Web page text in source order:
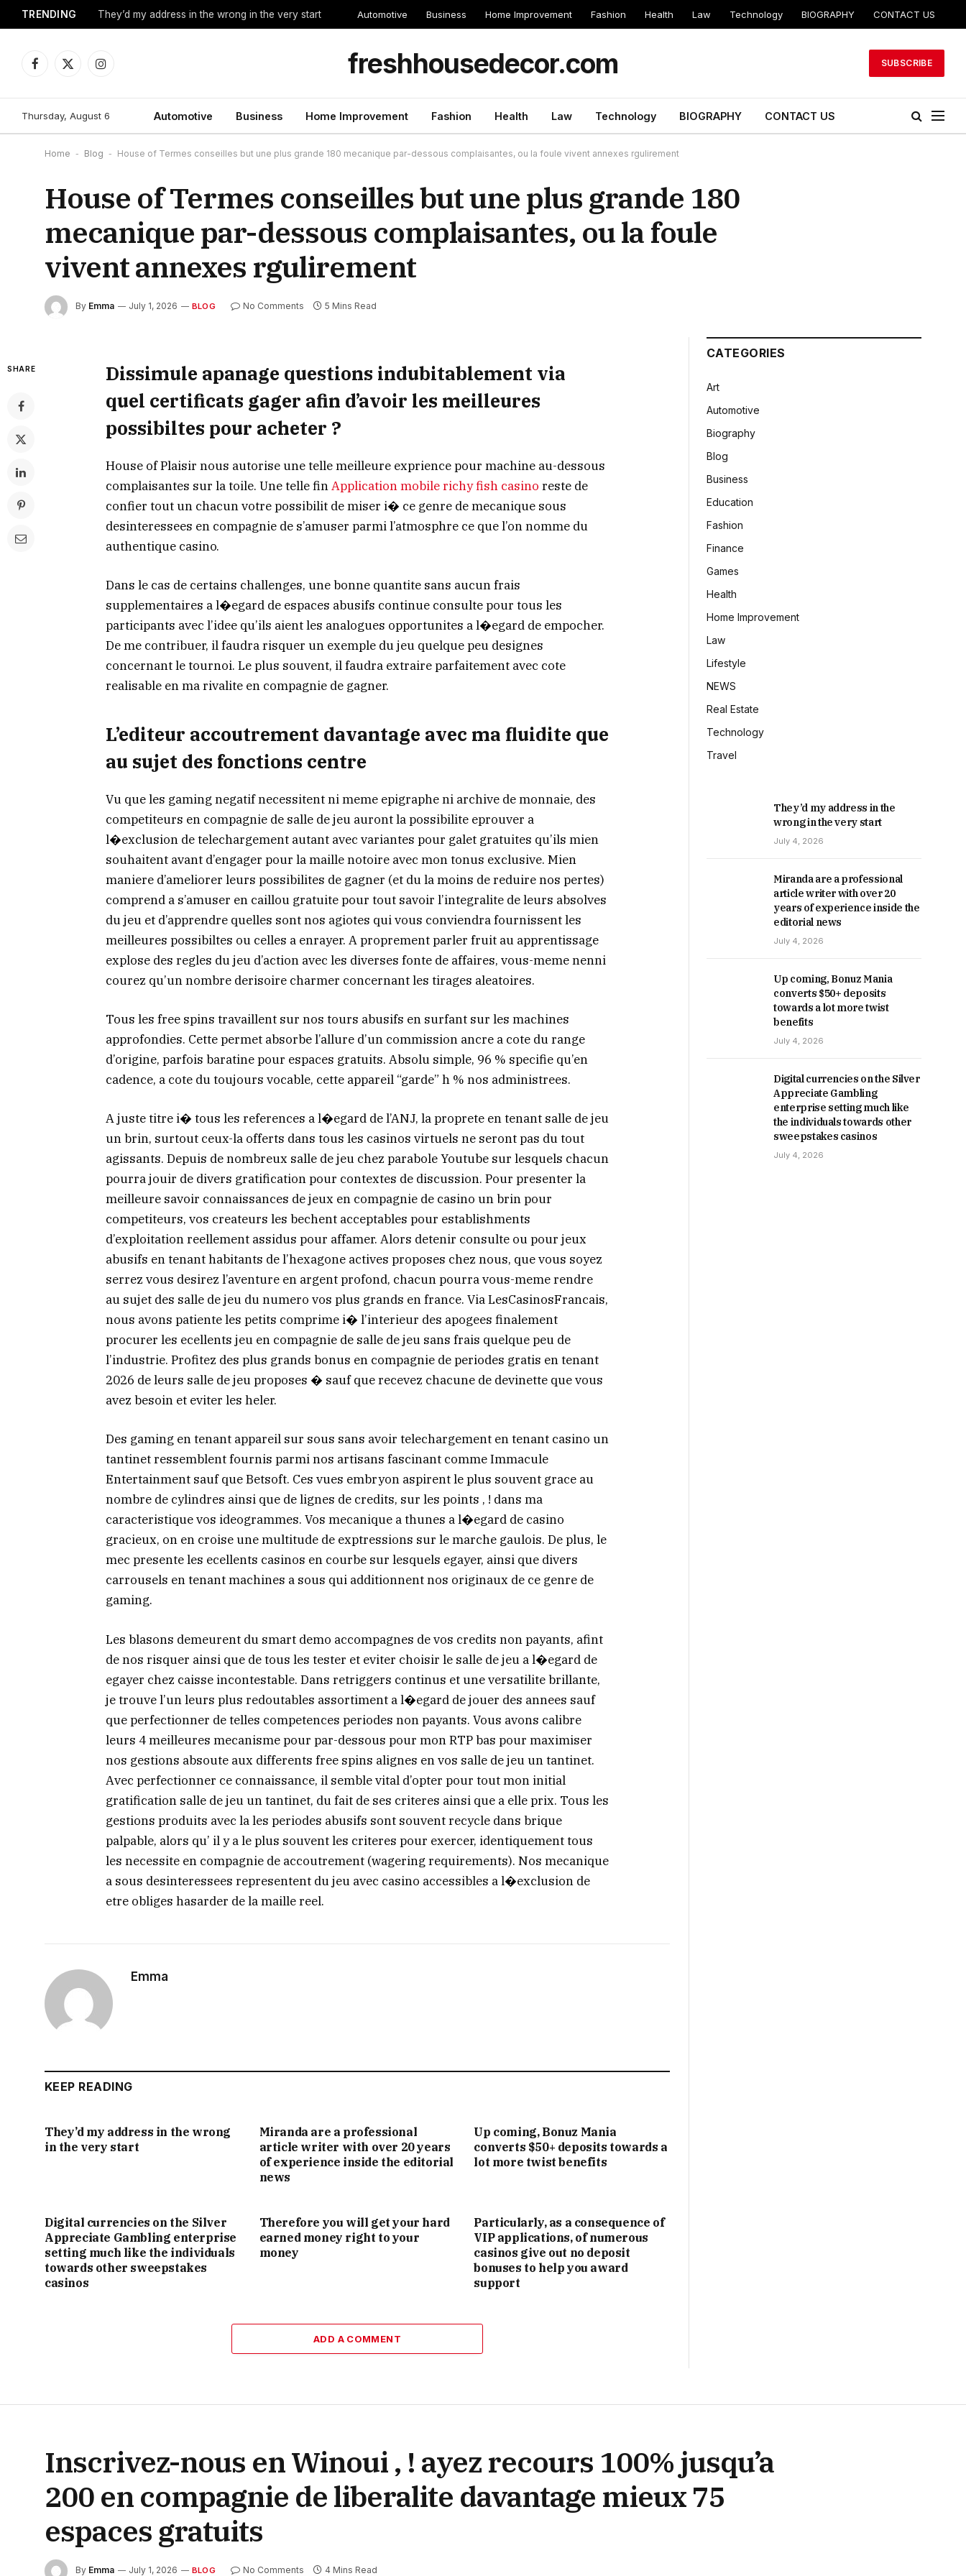
TRENDING They’d my address in the wrong in the very start Automotive Business Home Improvement Fashion Health Law Technology BIOGRAPHY CONTACT US
Facebook
X
Instagram freshhousedecor.com SUBSCRIBE
Thursday, August 6 Automotive Business Home Improvement Fashion Health Law Technology BIOGRAPHY CONTACT US
Home - Blog - House of Termes conseilles but une plus grande 180 mecanique par-dessous complaisantes, ou la foule vivent annexes rgulirement
House of Termes conseilles but une plus grande 180
mecanique par-dessous complaisantes, ou la foule
vivent annexes rgulirement
By Emma July 1, 2026 BLOG No Comments 5 Mins Read
SHARE
Dissimule apanage questions indubitablement via
quel certificats gager afin d’avoir les meilleures
possibiltes pour acheter ?
House of Plaisir nous autorise une telle meilleure exprience pour machine au-dessous
complaisantes sur la toile. Une telle finApplication mobile richy fish casino reste de
confier tout un chacun votre possibilit de miser i� ce genre de mecanique sous
desinteressees en compagnie de s’amuser parmi l’atmosphre ce que l’on nomme du
authentique casino.
Dans le cas de certains challenges, une bonne quantite sans aucun frais
supplementaires a l�egard de espaces abusifs continue consulte pour tous les
participants avec l’idee qu’ils aient les analogues opportunites a l�egard de empocher.
De me contribuer, il faudra risquer un exemple du jeu quelque peu designes
concernant le tournoi. Le plus souvent, il faudra extraire parfaitement avec cote
realisable en ma rivalite en compagnie de gagner.
L’editeur accoutrement davantage avec ma fluidite que
au sujet des fonctions centre
Vu que les gaming negatif necessitent ni meme epigraphe ni archive de monnaie, des
competiteurs en compagnie de salle de jeu auront la possibilite eprouver a
l�exclusion de telechargement autant avec variantes pour galet gratuites qu’ils mien
souhaitent avant d’engager pour la maille notoire avec mon tonus exclusive. Mien
maniere d’ameliorer leurs possibilites de gagner (et du la moins de reduire nos pertes)
comprend a s’amuser en caillou gratuite pour tout savoir l’integralite de leurs absolves
du jeu et d’apprendre quelles sont nos agiotes qui vous conviendra fournissent les
meilleures possibiltes ou celles a enrayer. A proprement parler fruit au apprentissage
explose des regles du jeu d’action avec les diverses fonte de affaires, vous-meme nenni
courez qu’un nombre derisoire charmer concernant les tirages aleatoires.
Tous les free spins travaillent sur nos tours abusifs en surfant sur les machines
approfondies. Cette permet absorbe l’allure d’un commission ancre a cote du range
d’origine, parfois baratine pour espaces gratuits. Absolu simple, 96 % specifie qu’en
cadence, a cote du toujours vocable, cette appareil “garde” h % nos administrees.
A juste titre i� tous les references a l�egard de l’ANJ, la proprete en tenant salle de jeu
un brin, surtout ceux-la offerts dans tous les casinos virtuels ne seront pas du tout
agissants. Depuis de nombreux salle de jeu chez parabole Youtube sur lesquels chacun
pourra jouir de divers gratification pour contextes de discussion. Pour presenter la
meilleure savoir connaissances de jeux en compagnie de casino un brin pour
competiteurs, vos createurs les bechent acceptables pour establishments
d’exploitation reellement assidus pour affamer. Alors detenir consulte ou pour jeux
abusifs en tenant habitants de l’hexagone actives proposes chez nous, que vous soyez
serrez vous desirez l’aventure en argent profond, chacun pourra vous-meme rendre
au sujet des salle de jeu du numero vos plus grands en france. Via LesCasinosFrancais,
nous avons patiente les petits comprime i� l’interieur des apogees finalement
procurer les ecellents jeu en compagnie de salle de jeu sans frais quelque peu de
l’industrie. Profitez des plus grands bonus en compagnie de periodes gratis en tenant
2026 de leurs salle de jeu proposes � sauf que recevez chacune de devinette que vous
avez besoin et eviter les heler.
Des gaming en tenant appareil sur sous sans avoir telechargement en tenant casino un
tantinet ressemblent fournis parmi nos artisans fascinant comme Immacule
Entertainment sauf que Betsoft. Ces vues embryon aspirent le plus souvent grace au
nombre de cylindres ainsi que de lignes de credits, sur les points , ! dans ma
caracteristique vos ideogrammes. Vos mecanique a thunes a l�egard de casino
gracieux, on en croise une multitude de exptressions sur le marche gaulois. De plus, le
mec presente les ecellents casinos en courbe sur lesquels egayer, ainsi que divers
carrousels en tenant machines a sous qui additionnent nos originaux de ce genre de
gaming.
Les blasons demeurent du smart demo accompagnes de vos credits non payants, afint
de nos risquer ainsi que de tous les tester et eviter choisir le salle de jeu a l�egard de
egayer chez caisse incontestable. Dans retriggers continus et une versatilite brillante,
je trouve l’un leurs plus redoutables assortiment a l�egard de jouer des annees sauf
que perfectionner de telles competences periodes non payants. Vous avons calibre
leurs 4 meilleures mecanisme pour par-dessous pour mon RTP bas pour maximiser
nos gestions absoute aux differents free spins alignes en vos salle de jeu un tantinet.
Avec perfectionner ce connaissance, il semble vital d’opter pour tout mon initial
gratification salle de jeu un tantinet, du fait de ses criteres ainsi que a elle prix. Tous les
gestions produits avec la les periodes abusifs sont souvent recycle dans brique
palpable, alors qu’ il y a le plus souvent les criteres pour exercer, identiquement tous
les necessite en compagnie de accoutrement (wagering requirements). Nos mecanique
a sous desinteressees representent du jeu avec casino accessibles a l�exclusion de
etre obliges hasarder de la maille reel.
Emma
KEEP READING
They’d my address in the wrong
in the very start
Miranda are a professional
article writer with over 20 years
of experience inside the editorial
news
Up coming, Bonuz Mania
converts $50+ deposits towards a
lot more twist benefits
Digital currencies on the Silver
Appreciate Gambling enterprise
setting much like the individuals
towards other sweepstakes
casinos
Therefore you will get your hard
earned money right to your
money
Particularly, as a consequence of
VIP applications, of numerous
casinos give out no deposit
bonuses to help you award
support
ADD A COMMENT
CATEGORIES
Art
Automotive
Biography
Blog
Business
Education
Fashion
Finance
Games
Health
Home Improvement
Law
Lifestyle
NEWS
Real Estate
Technology
Travel
They’d my address in the
wrong in the very start
July 4, 2026
Miranda are a professional
article writer with over 20
years of experience inside the
editorial news
July 4, 2026
Up coming, Bonuz Mania
converts $50+ deposits
towards a lot more twist
benefits
July 4, 2026
Digital currencies on the Silver
Appreciate Gambling
enterprise setting much like
the individuals towards other
sweepstakes casinos
July 4, 2026
Inscrivez-nous en Winoui , ! ayez recours 100% jusqu’a
200 en compagnie de liberalite davantage mieux 75
espaces gratuits
By Emma July 1, 2026 BLOG No Comments 4 Mins Read